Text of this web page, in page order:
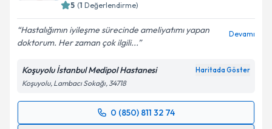
Kişisel verilerimin işlenmesine ilişkin
kapsamda işlenmesini kabul ediyorum.
Takvim Talebini Gönder
5 (1 Değerlendirme)
Hastalığımın iyileşme sürecinde ameliyatımı yapan
doktorum. Her zaman çok ilgili...
Devamı
Koşuyolu İstanbul Medipol Hastanesi Haritada Göster
Koşuyolu, Lambacı Sokağı, 34718
0 (850) 811 32 74
Randevu Takvimi Talebi